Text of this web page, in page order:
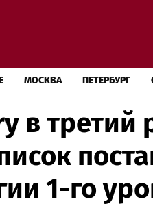
МОСКВА ПЕТЕРБУРГ
в третий
1-го